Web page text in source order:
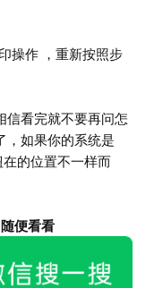
操作 ，重新按照步
信看完就不要再问怎
，如果你的系统是
的位置不一样而
便看看